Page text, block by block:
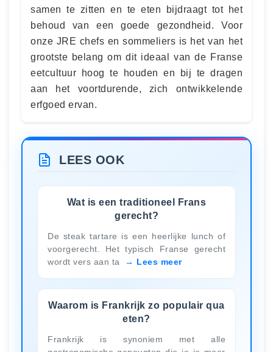
samen te zitten en te eten bijdraagt tot het
behoud van een goede gezondheid. Voor
onze JRE chefs en sommeliers is het van het
grootste belang om dit ideaal van de Franse
eetcultuur hoog te houden en bij te dragen
aan het voortdurende, zich ontwikkelende
erfgoed ervan.
LEES OOK
Wat is een traditioneel Frans
gerecht?
De steak tartare is een heerlijke lunch of
voorgerecht. Het typisch Franse gerecht
wordt vers aan ta
Lees meer
Waarom is Frankrijk zo populair qua
eten?
Frankrijk is synoniem met alle